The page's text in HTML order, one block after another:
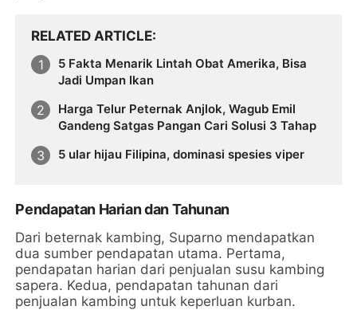
RELATED ARTICLE
5 Fakta Menarik Lintah Obat Amerika, Bisa
Jadi Umpan Ikan
Harga Telur Peternak Anjlok, Wagub Emil
Gandeng Satgas Pangan Cari Solusi 3 Tahap
5 ular hijau Filipina, dominasi spesies viper
Pendapatan Harian dan Tahunan
Dari beternak kambing, Suparno mendapatkan
dua sumber pendapatan utama. Pertama,
pendapatan harian dari penjualan susu kambing
sapera. Kedua, pendapatan tahunan dari
penjualan kambing untuk keperluan kurban.